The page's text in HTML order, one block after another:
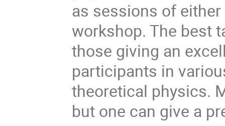
as sessions of
workshop. The best
those giving an
participants in
theoretical physics.
but one can give a